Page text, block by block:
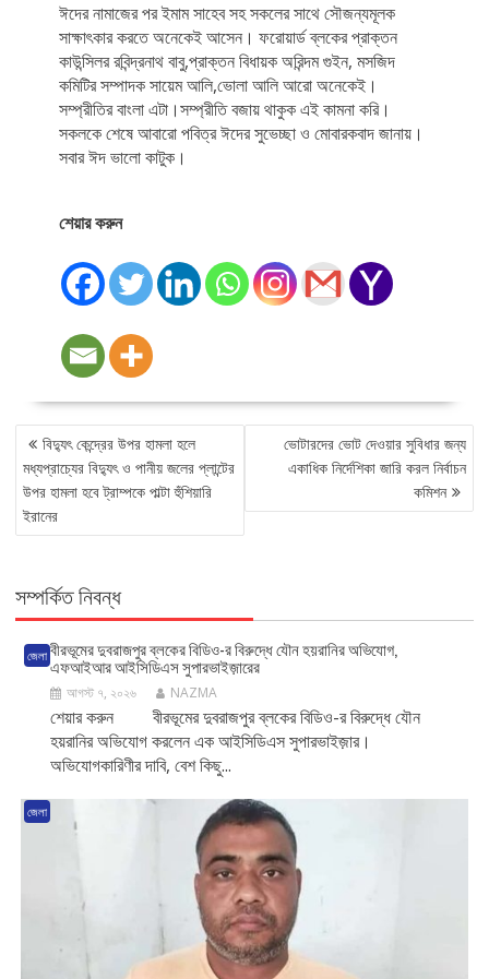
ঈদের নামাজের পর ইমাম সাহেব সহ সকলের সাথে সৌজন্যমূলক
সাক্ষাৎকার করতে অনেকেই আসেন। ফরোয়ার্ড ব্লকের প্রাক্তন
কাউন্সিলর রবিন্দ্রনাথ বাবু,প্রাক্তন বিধায়ক অরিন্দম গুইন, মসজিদ
কমিটির সম্পাদক সায়েম আলি,ভোলা আলি আরো অনেকেই।
সম্প্রীতির বাংলা এটা।সম্প্রীতি বজায় থাকুক এই কামনা করি।
সকলকে শেষে আবারো পবিত্র ঈদের সুভেচ্ছা ও মোবারকবাদ জানায়।
সবার ঈদ ভালো কাটুক।
শেয়ার করুন
POST
NAVIGATION
বিদ্যুৎ কেন্দ্রের উপর হামলা হলে
মধ্যপ্রাচ্যের বিদ্যুৎ ও পানীয় জলের প্লান্টের
উপর হামলা হবে ট্রাম্পকে পাল্টা হুঁশিয়ারি
ইরানের
ভোটারদের ভোট দেওয়ার সুবিধার জন্য
একাধিক নির্দেশিকা জারি করল নির্বাচন
কমিশন
সম্পর্কিত নিবন্ধ
জেলা বীরভূমের দুবরাজপুর ব্লকের বিডিও-র বিরুদ্ধে যৌন হয়রানির অভিযোগ,
এফআইআর আইসিডিএস সুপারভাইজ়ারের
আগস্ট ৭, ২০২৬ NAZMA
শেয়ার করুন বীরভূমের দুবরাজপুর ব্লকের বিডিও-র বিরুদ্ধে যৌন
হয়রানির অভিযোগ করলেন এক আইসিডিএস সুপারভাইজ়ার।
অভিযোগকারিণীর দাবি, বেশ কিছু...
জেলা